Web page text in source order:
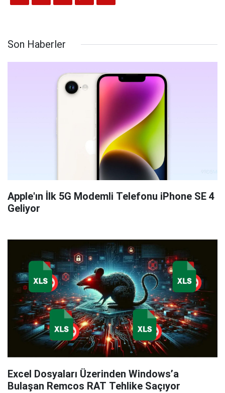
Son Haberler
Apple'ın İlk 5G Modemli Telefonu iPhone SE 4
Geliyor
Excel Dosyaları Üzerinden Windows’a
Bulaşan Remcos RAT Tehlike Saçıyor